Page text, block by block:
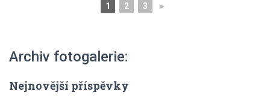
1 2 3 ►
Archiv fotogalerie:
Nejnovější příspěvky